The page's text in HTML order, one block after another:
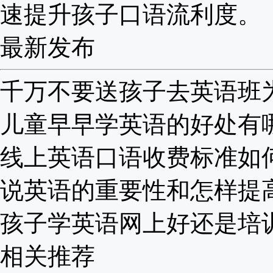
速提升孩子口语流利度。
最新发布
千万不要送孩子去英语班
儿童早早学英语的好处有
线上英语口语收费标准如
说英语的重要性和怎样提
孩子学英语网上好还是培
相关推荐